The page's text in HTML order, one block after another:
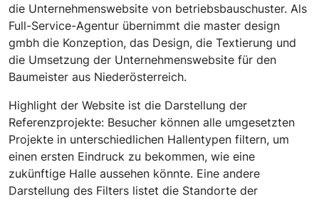
die Unternehmenswebsite von betriebsbauschuster. Als
Full-Service-Agentur übernimmt die master design
gmbh die Konzeption, das Design, die Textierung und
die Umsetzung der Unternehmenswebsite für den
Baumeister aus Niederösterreich.
Highlight der Website ist die Darstellung der
Referenzprojekte: Besucher können alle umgesetzten
Projekte in unterschiedlichen Hallentypen filtern, um
einen ersten Eindruck zu bekommen, wie eine
zukünftige Halle aussehen könnte. Eine andere
Darstellung des Filters listet die Standorte der